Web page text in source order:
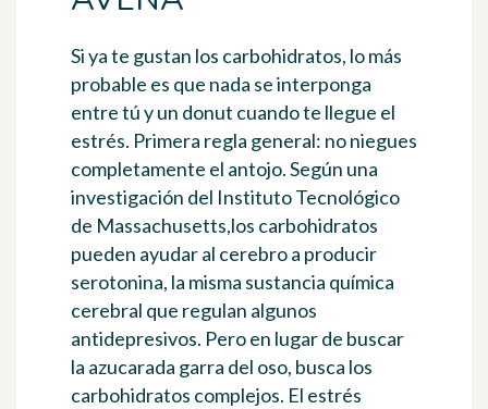
Si ya te gustan los carbohidratos, lo más
probable es que nada se interponga
entre tú y un donut cuando te llegue el
estrés. Primera regla general: no niegues
completamente el antojo. Según una
investigación del Instituto Tecnológico
de Massachusetts,los carbohidratos
pueden ayudar al cerebro a producir
serotonina, la misma sustancia química
cerebral que regulan algunos
antidepresivos. Pero en lugar de buscar
la azucarada garra del oso, busca los
carbohidratos complejos. El estrés